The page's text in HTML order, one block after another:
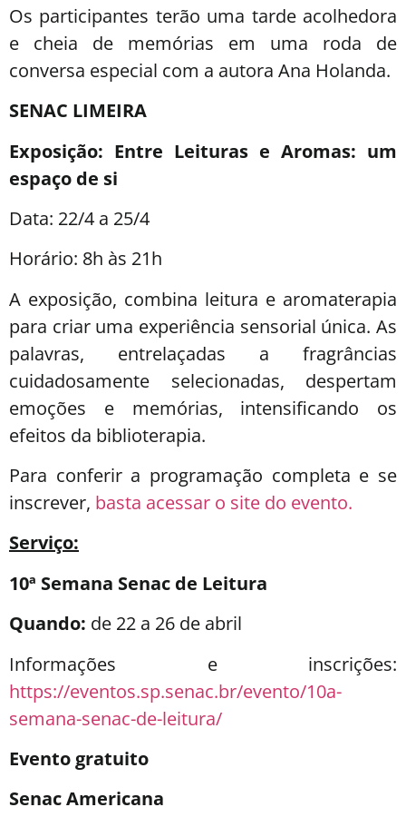
Os participantes terão uma tarde acolhedora
e cheia de memórias em uma roda de
conversa especial com a autora Ana Holanda.
SENAC LIMEIRA
Exposição: Entre Leituras e Aromas: um
espaço de si
Data: 22/4 a 25/4
Horário: 8h às 21h
A exposição, combina leitura e aromaterapia
para criar uma experiência sensorial única. As
palavras, entrelaçadas a fragrâncias
cuidadosamente selecionadas, despertam
emoções e memórias, intensificando os
efeitos da biblioterapia.
Para conferir a programação completa e se
inscrever, basta acessar o site do evento.
Serviço:
10ª Semana Senac de Leitura
Quando: de 22 a 26 de abril
Informações e inscrições:
https://eventos.sp.senac.br/evento/10a-
semana-senac-de-leitura/
Evento gratuito
Senac Americana